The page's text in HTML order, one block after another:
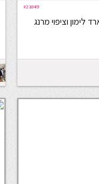
#21849
לימון וציפוי מרנג